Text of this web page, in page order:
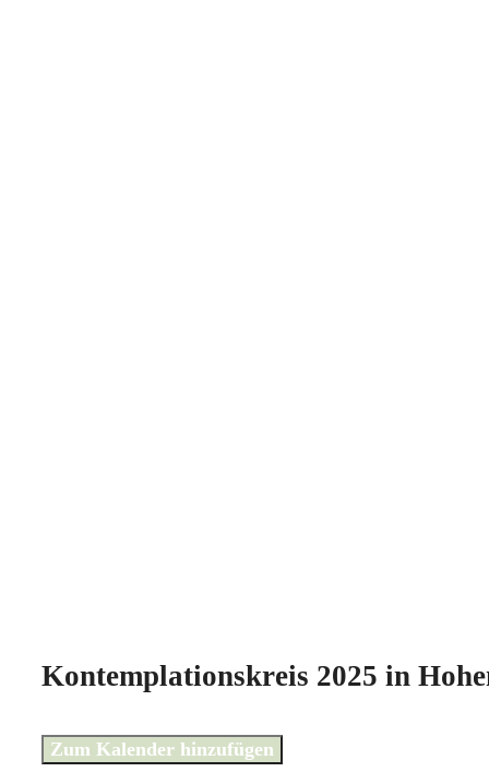
Kontemplationskreis 2025 in
Zum Kalender hinzufügen